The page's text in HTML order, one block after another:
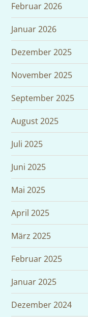
Februar 2026
Januar 2026
Dezember 2025
November 2025
September 2025
August 2025
Juli 2025
Juni 2025
Mai 2025
April 2025
März 2025
Februar 2025
Januar 2025
Dezember 2024